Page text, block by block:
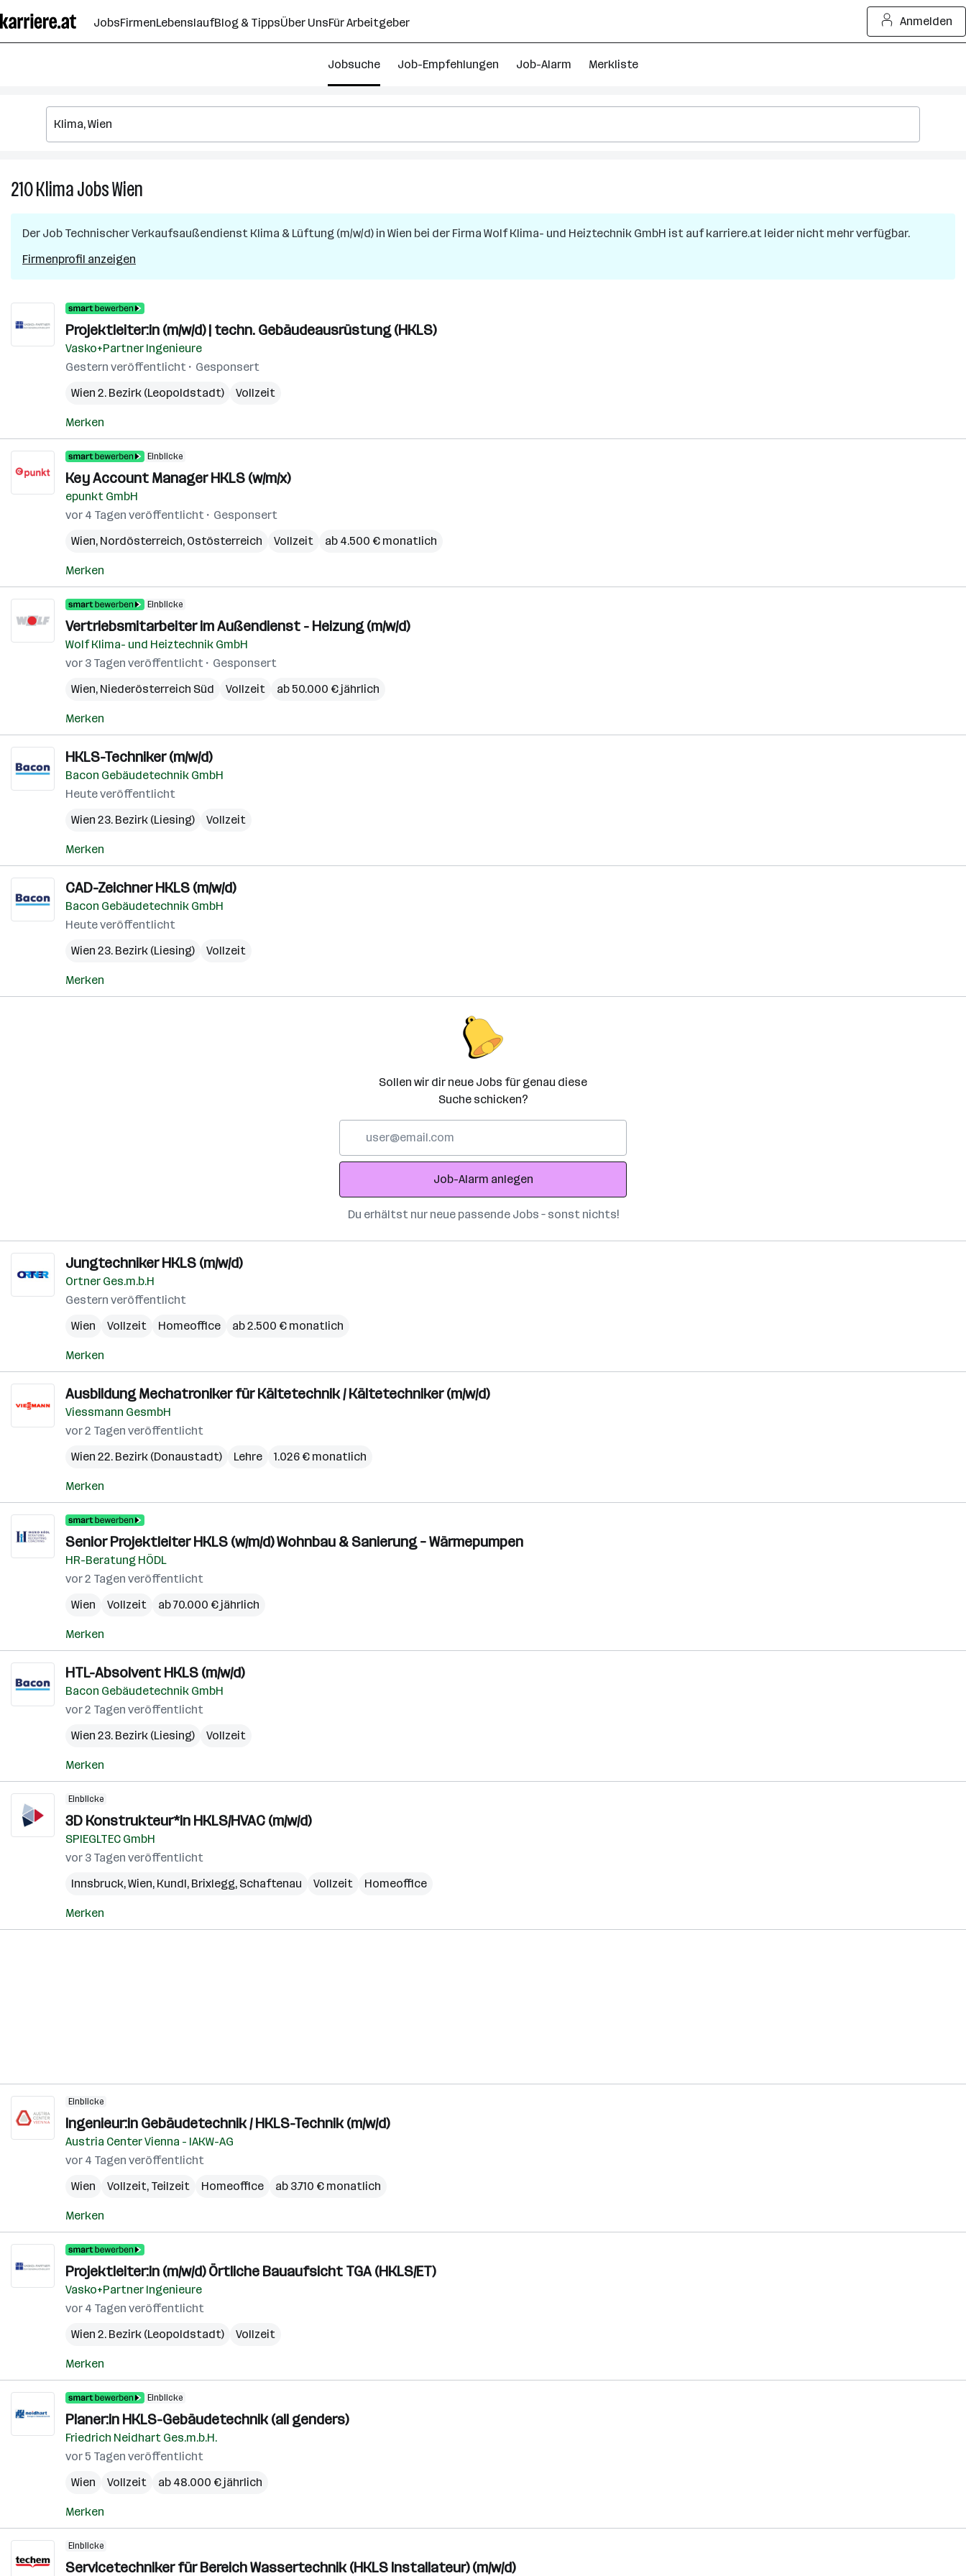
Seiteninhalt
springen
JobsFirmenLebenslaufBlog & TippsÜber UnsFür Arbeitgeber Anmelden
Jobsuche Job-Empfehlungen Job-Alarm Merkliste
210KlimaJobsWien
in
Der Job Technischer Verkaufsaußendienst Klima & Lüftung (m/w/d) in Wien bei der Firma Wolf Klima- und Heiztechnik GmbH ist auf karriere.at leider nicht mehr verfügbar.
Firmenprofil anzeigen
Projektleiter:in (m/w/d) | techn. Gebäudeausrüstung (HKLS)
Vasko+Partner Ingenieure
Gestern veröffentlicht
Gesponsert
Wien 2. Bezirk (Leopoldstadt)
Vollzeit
Merken
Einblicke
Key Account Manager HKLS (w/m/x)
epunkt GmbH
vor 4 Tagen veröffentlicht
Gesponsert
Wien, Nordösterreich, Ostösterreich Vollzeit ab 4.500 € monatlich
Merken
Einblicke
Vertriebsmitarbeiter im Außendienst - Heizung (m/w/d)
Wolf Klima- und Heiztechnik GmbH
vor 3 Tagen veröffentlicht
Gesponsert
Wien, Niederösterreich Süd Vollzeit ab 50.000 € jährlich
Merken
HKLS-Techniker (m/w/d)
Bacon Gebäudetechnik GmbH
Heute veröffentlicht
Wien 23. Bezirk (Liesing)
Vollzeit
Merken
CAD-Zeichner HKLS (m/w/d)
Bacon Gebäudetechnik GmbH
Heute veröffentlicht
Wien 23. Bezirk (Liesing)
Vollzeit
Merken
Sollen wir dir neue Jobs für genau diese
Suche schicken?
Adresse
Job-Alarm anlegen
Du erhältst nur neue passende Jobs – sonst nichts!
Jungtechniker HKLS (m/w/d)
Ortner Ges.m.b.H
Gestern veröffentlicht
Wien
Vollzeit Homeoffice ab 2.500 € monatlich
Merken
Ausbildung Mechatroniker für Kältetechnik / Kältetechniker (m/w/d)
Viessmann GesmbH
vor 2 Tagen veröffentlicht
Wien 22. Bezirk (Donaustadt)
Lehre 1.026 € monatlich
Merken
Senior Projektleiter HKLS (w/m/d) Wohnbau & Sanierung – Wärmepumpen
HR-Beratung HÖDL
vor 2 Tagen veröffentlicht
Wien
Vollzeit ab 70.000 € jährlich
Merken
HTL-Absolvent HKLS (m/w/d)
Bacon Gebäudetechnik GmbH
vor 2 Tagen veröffentlicht
Wien 23. Bezirk (Liesing)
Vollzeit
Merken
Einblicke
3D Konstrukteur*in HKLS/HVAC (m/w/d)
SPIEGLTEC GmbH
vor 3 Tagen veröffentlicht
Innsbruck,Wien, Kundl, Brixlegg, Schaftenau Vollzeit Homeoffice
Merken
Einblicke
Ingenieur:in Gebäudetechnik / HKLS-Technik (m/w/d)
Austria Center Vienna - IAKW-AG
vor 4 Tagen veröffentlicht
Wien
Vollzeit, Teilzeit Homeoffice ab 3.710 € monatlich
Merken
Projektleiter:in (m/w/d) Örtliche Bauaufsicht TGA (HKLS/ET)
Vasko+Partner Ingenieure
vor 4 Tagen veröffentlicht
Wien 2. Bezirk (Leopoldstadt)
Vollzeit
Merken
Einblicke
Planer:in HKLS-Gebäudetechnik (all genders)
Friedrich Neidhart Ges.m.b.H.
vor 5 Tagen veröffentlicht
Wien
Vollzeit ab 48.000 € jährlich
Merken
Einblicke
Servicetechniker für Bereich Wassertechnik (HKLS Installateur) (m/w/d)